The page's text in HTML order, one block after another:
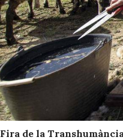
Fira de la Transhumància